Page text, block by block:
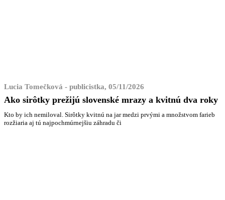
Lucia Tomečková - publicistka, 05/11/2026
Ako sirôtky prežijú slovenské mrazy a kvitnú dva roky
Kto by ich nemiloval. Sirôtky kvitnú na jar medzi prvými a množstvom farieb
rozžiaria aj tú najpochmúrnejšiu záhradu či